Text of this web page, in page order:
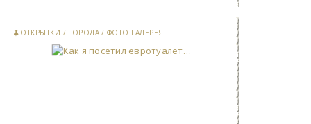
ОТКРЫТКИ / ГОРОДА / ФОТО ГАЛЕРЕЯ